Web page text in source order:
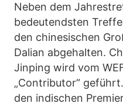
Neben dem
bedeutendsten
den chinesischen
Dalian abgehalten.
Jinping wird vom
„Contributor“ geführt.
den indischen